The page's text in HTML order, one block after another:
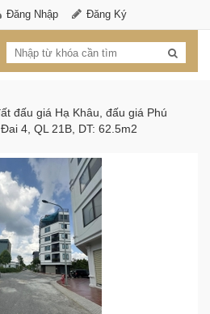
Đăng Nhập Đăng Ký
đấu giá Hạ Khâu, đấu giá Phú
4, QL 21B, DT: 62.5m2